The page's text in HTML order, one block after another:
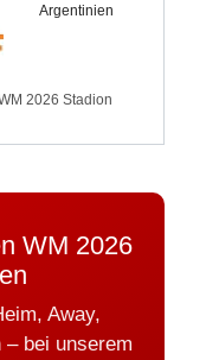
Argentinien
2026 Stadion
WM 2026
Away,
– bei unserem